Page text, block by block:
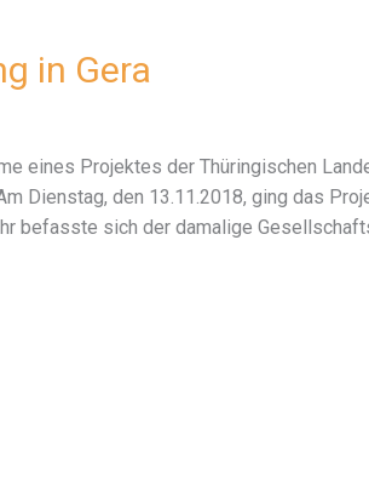
in Gera
eines Projektes der Thüringischen
Dienstag, den 13.11.2018, ging das
befasste sich der damalige